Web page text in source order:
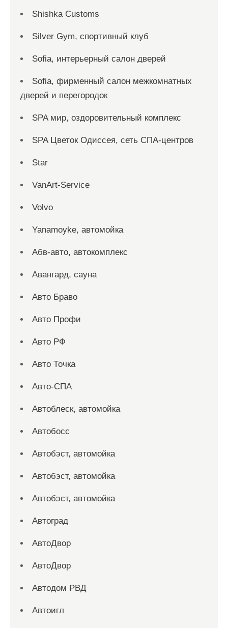
Shishka Customs
Silver Gym, спортивный клуб
Sofia, интерьерный салон дверей
Sofia, фирменный салон межкомнатных
дверей и перегородок
SPA мир, оздоровительный комплекс
SPA Цветок Одиссея, сеть СПА-центров
Star
VanArt-Service
Volvo
Yanamoyke, автомойка
Абв-авто, автокомплекс
Авангард, сауна
Авто Браво
Авто Профи
Авто РФ
Авто Точка
Авто-СПА
Автоблеск, автомойка
Автобосс
Автобэст, автомойка
Автобэст, автомойка
Автобэст, автомойка
Автоград
АвтоДвор
АвтоДвор
Автодом РВД
Автоигл